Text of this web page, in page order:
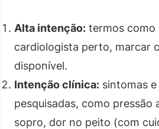
Alta intenção: termos como
cardiologista perto, marcar
disponível.
Intenção clínica: sintomas
pesquisadas, como pressão
sopro, dor no peito (com